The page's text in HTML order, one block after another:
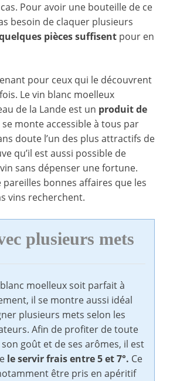
Pour avoir une bouteille de ce
besoin de claquer plusieurs
pièces suffisent pour en
pour ceux qui le découvrent
Le vin blanc moelleux
de la Lande est un produit de
se monte accessible à tous par
doute l’un des plus attractifs de
qu’il est aussi possible de
sans dépenser une fortune.
pareilles bonnes affaires que les
vins recherchent.
plusieurs mets
moelleux soit parfait à
il se montre aussi idéal
plusieurs mets selon les
Afin de profiter de toute
goût et de ses arômes, il est
le servir frais entre 5 et 7°. Ce
être pris en apéritif